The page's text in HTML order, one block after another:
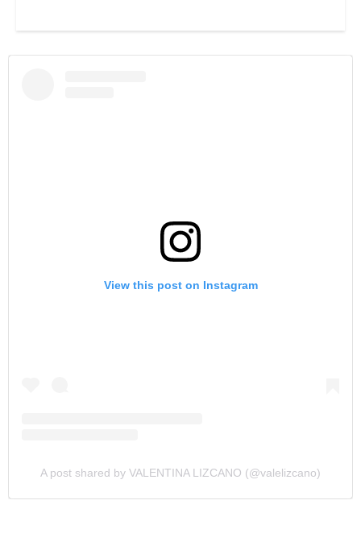
View this post on Instagram
A post shared by VALENTINA LIZCANO (@valelizcano)